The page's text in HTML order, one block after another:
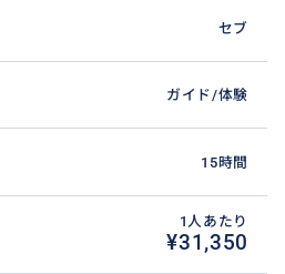
セブ
ガイド/体験
15時間
1人あたり
¥31,350